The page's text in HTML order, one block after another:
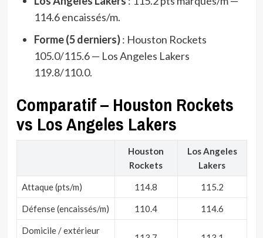
114.6 encaissés/m.
Forme (5 derniers): Houston Rockets
105.0/115.6 — Los Angeles Lakers
119.8/110.0.
Comparatif – Houston Rockets
vs Los Angeles Lakers
Houston
Rockets
Los Angeles
Lakers
Attaque (pts/m) 114.8 115.2
Défense (encaissés/m) 110.4 114.6
Domicile / extérieur